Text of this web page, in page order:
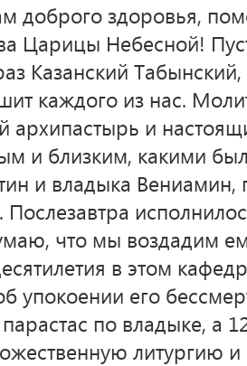
доброго здоровья,
Царицы Небесной!
Казанский
каждого из нас.
и
и близким, какими
и владыка Вениамин,
что мы воздадим
в этом
упокоении его
по владыке, а
литургию и